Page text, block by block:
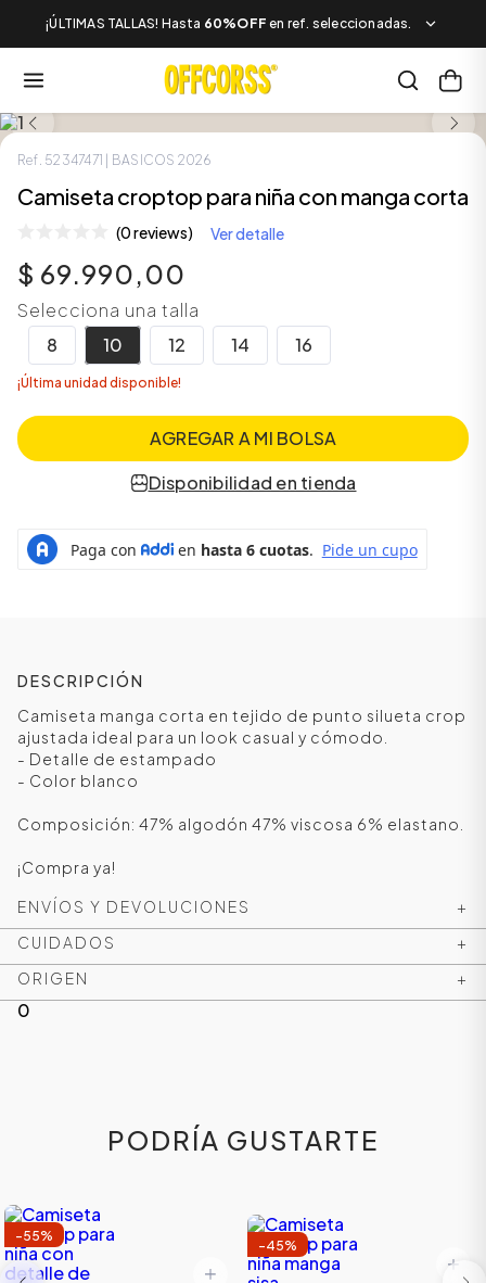
¡ÚLTIMAS TALLAS! Hasta 60%OFF en ref. seleccionadas.
LOOK COMPLETO
Ref. 52347471 | BASICOS 2026
Camiseta croptop para niña con manga corta
(0 reviews) Ver detalle
$ 69.990,00
Selecciona una talla
8
10 12 14 16
¡Última unidad disponible!
AGREGAR A MI BOLSA
Disponibilidad en tienda
DESCRIPCIÓN
Camiseta manga corta en tejido de punto silueta crop
ajustada ideal para un look casual y cómodo.
- Detalle de estampado
- Color blanco
Composición: 47% algodón 47% viscosa 6% elastano.
¡Compra ya!
ENVÍOS Y DEVOLUCIONES
+
CUIDADOS
+
ORIGEN
+
0
PODRÍA GUSTARTE
-55%
-45%